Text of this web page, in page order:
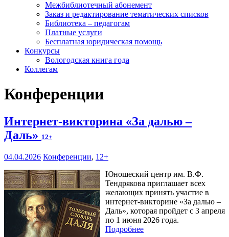
Межбиблиотечный абонемент
Заказ и редактирование тематических списков
Библиотека – педагогам
Платные услуги
Бесплатная юридическая помощь
Конкурсы
Вологодская книга года
Коллегам
Конференции
Интернет-викторина «За далью –
Даль» 12+
04.04.2026 Конференции, 12+
Юношеский центр им. В.Ф.
Тендрякова приглашает всех
желающих принять участие в
интернет-викторине «За далью –
Даль», которая пройдет с 3 апреля
по 1 июня 2026 года.
Подробнее